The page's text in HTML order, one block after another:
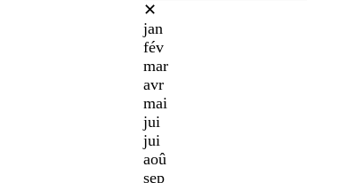
✕
jan
fév
mar
avr
mai
jui
jui
aoû
sep